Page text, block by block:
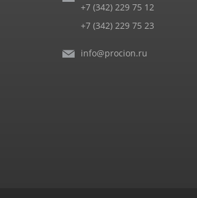
+7 (342) 229 75 12
+7 (342) 229 75 23
info@procion.ru